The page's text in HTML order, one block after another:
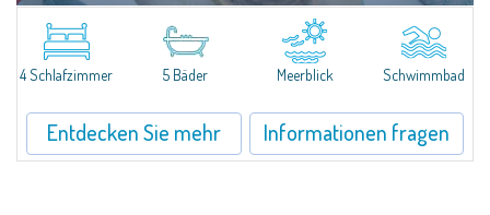
​Nestled in the peaceful and panoramic residential enclave of Pantogia, just
a minute’s drive from the glamorous heart of Porto Cervo and its world-
renowned beaches, Villa N.1 is a newly completed residence that...
4 Schlafzimmer
5 Bäder Meerblick Schwimmbad
Entdecken Sie mehr Informationen fragen